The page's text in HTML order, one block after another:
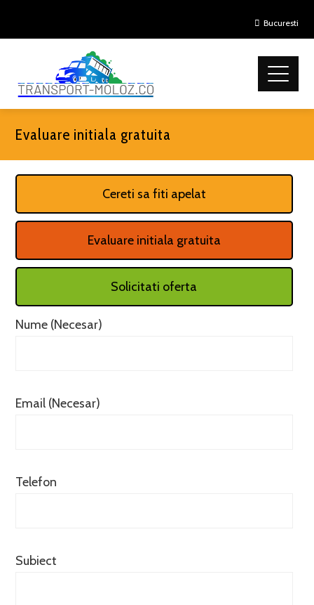
Bucuresti
Evaluare initiala gratuita
Cereti sa fiti apelat
Evaluare initiala gratuita
Solicitati oferta
Nume (Necesar)
Email (Necesar)
Telefon
Subiect